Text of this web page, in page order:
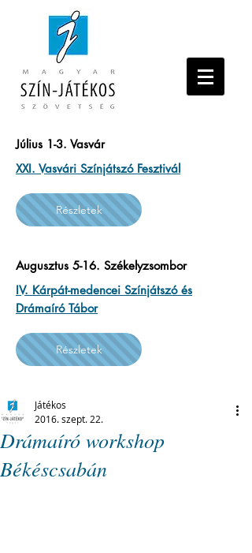
Július 1-3. Vasvár
XXI. Vasvári Színjátszó Fesztivál
Részletek
Augusztus 5-16. Székelyzsombor
IV. Kárpát-medencei Színjátszó és
Drámaíró Tábor
Részletek
Drámaíró workshop
Békéscsabán
Játékos
2016. szept. 22.